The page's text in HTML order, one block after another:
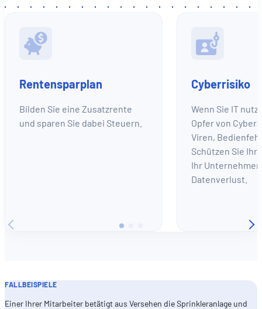
Rentensparplan
Bilden Sie eine Zusatzrente
und sparen Sie dabei Steuern.
Cyberrisiko
Wenn Sie IT
Opfer von
Viren,
Schützen Sie
Ihr
Datenverlust.
FALLBEISPIELE
Einer Ihrer Mitarbeiter betätigt aus Versehen die Sprinkleranlage und